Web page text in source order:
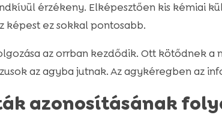
érzékeny. Elképesztően kis kémiai
képest ez sokkal pontosabb.
az orrban kezdődik. Ott kötődnek
az agyba jutnak. Az agykéregben az
azonosításának